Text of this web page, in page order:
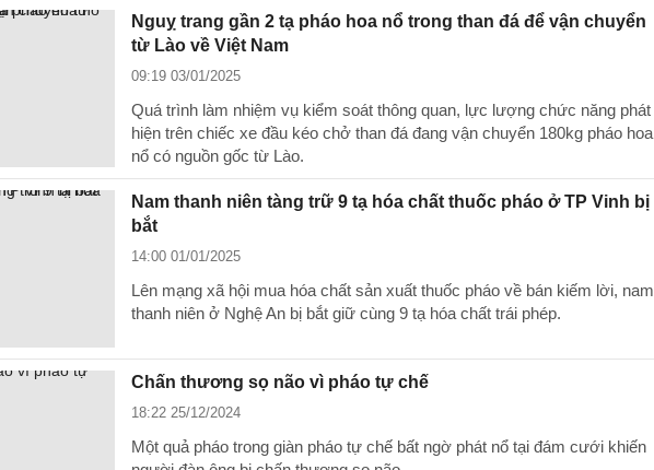
Nguỵ trang gần 2 tạ pháo hoa nổ trong than đá để vận chuyển
từ Lào về Việt Nam
09:19 03/01/2025
Quá trình làm nhiệm vụ kiểm soát thông quan, lực lượng chức năng phát
hiện trên chiếc xe đầu kéo chở than đá đang vận chuyển 180kg pháo hoa
nổ có nguồn gốc từ Lào.
Nam thanh niên tàng trữ 9 tạ hóa chất thuốc pháo ở TP Vinh bị
bắt
14:00 01/01/2025
Lên mạng xã hội mua hóa chất sản xuất thuốc pháo về bán kiếm lời, nam
thanh niên ở Nghệ An bị bắt giữ cùng 9 tạ hóa chất trái phép.
Chấn thương sọ não vì pháo tự chế
18:22 25/12/2024
Một quả pháo trong giàn pháo tự chế bất ngờ phát nổ tại đám cưới khiến